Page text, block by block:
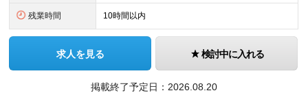
残業時間 10時間以内
求人を見る 検討中に入れる
掲載終了予定日： 2026.08.20